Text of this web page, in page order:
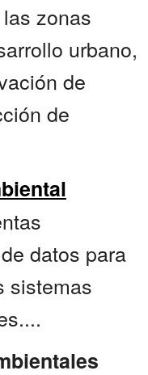
zonas
urbano,
de
de
datos para
sistemas